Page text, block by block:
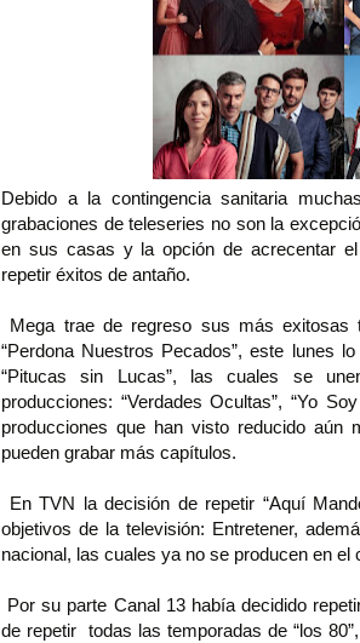
Debido a la contingencia sanitaria
grabaciones de teleseries no son la
en sus casas y la opción de acrecentar
repetir éxitos de antaño.
Mega trae de regreso sus más exitosas
“Perdona Nuestros Pecados”, este lunes
“Pitucas sin Lucas”, las cuales se
producciones: “Verdades Ocultas”, “Yo
producciones que han visto reducido
pueden grabar más capítulos.
En TVN la decisión de repetir “Aquí
objetivos de la televisión: Entretener,
nacional, las cuales ya no se producen en el
Por su parte Canal 13 había decidido
de repetir todas las temporadas de “los